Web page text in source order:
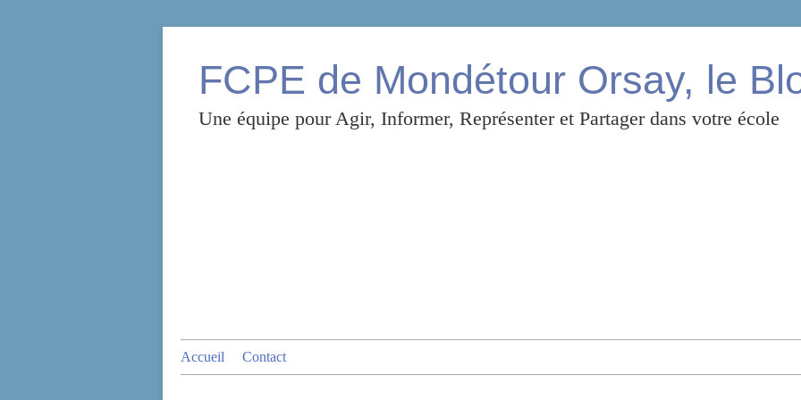
FCPE de Mondétour Orsay, le
Une équipe pour Agir, Informer, Représenter et Partager dans votre école
Accueil Contact